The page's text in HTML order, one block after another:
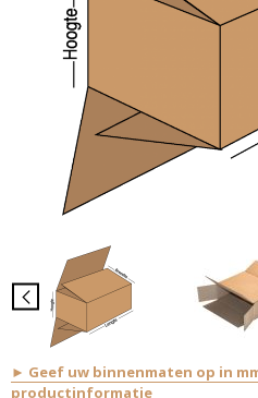
► Geef uw binnenmaten op in
productinformatie